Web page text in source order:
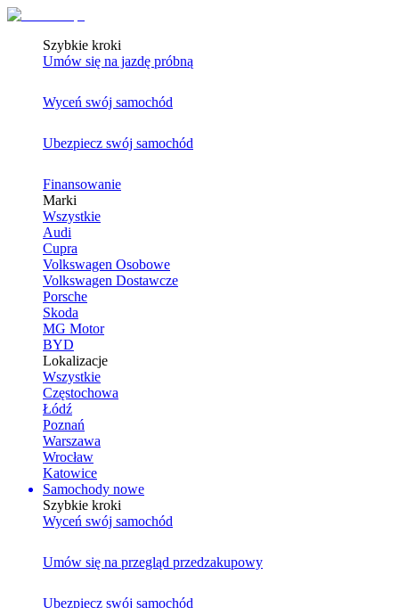
Szybkie kroki
Umów się na jazdę próbną
Wyceń swój samochód
Ubezpiecz swój samochód
Finansowanie
Marki
Wszystkie
Audi
Cupra
Volkswagen Osobowe
Volkswagen Dostawcze
Porsche
Skoda
MG Motor
BYD
Lokalizacje
Wszystkie
Częstochowa
Łódź
Poznań
Warszawa
Wrocław
Katowice
Samochody nowe
Szybkie kroki
Wyceń swój samochód
Umów się na przegląd przedzakupowy
Ubezpiecz swój samochód